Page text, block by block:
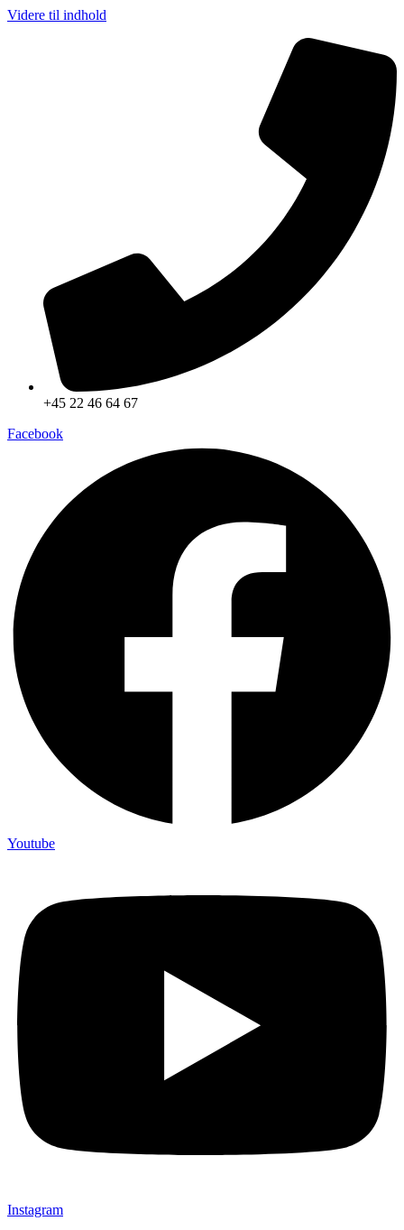
Videre til indhold
+45 22 46 64 67
Facebook
Youtube
Instagram